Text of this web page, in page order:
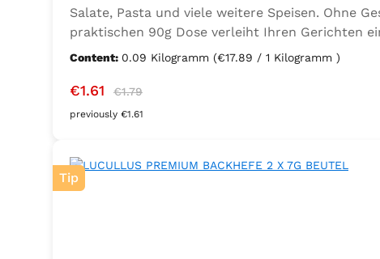
Salate, Pasta und viele weitere Speisen. Ohne
praktischen 90g Dose verleiht Ihren Gerichten
Geschmacksverstärker, vegan und glutenfrei –
Content: 0.09 Kilogramm (€17.89 / 1 Kilogramm )
Sale price:
€1.61 Regular price:
€1.79
previously €1.61
Tip